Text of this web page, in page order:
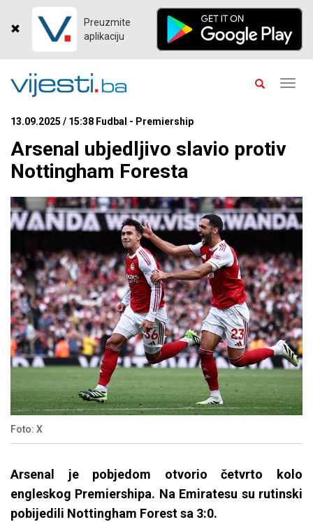
Preuzmite
aplikaciju
13.09.2025 / 15:38 Fudbal - Premiership
Arsenal ubjedljivo slavio protiv
Nottingham Foresta
Foto: X
Arsenal je pobjedom otvorio četvrto kolo
engleskog Premiershipa. Na Emiratesu su rutinski
pobijedili Nottingham Forest sa 3:0.